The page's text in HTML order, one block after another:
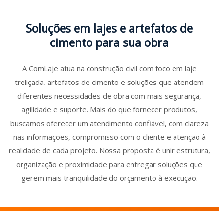
Soluções em lajes e artefatos de
cimento para sua obra
A ComLaje atua na construção civil com foco em laje
treliçada, artefatos de cimento e soluções que atendem
diferentes necessidades de obra com mais segurança,
agilidade e suporte. Mais do que fornecer produtos,
buscamos oferecer um atendimento confiável, com clareza
nas informações, compromisso com o cliente e atenção à
realidade de cada projeto. Nossa proposta é unir estrutura,
organização e proximidade para entregar soluções que
gerem mais tranquilidade do orçamento à execução.